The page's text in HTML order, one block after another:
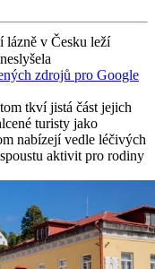
lázně v Česku leží
zdrojů pro Google
tkví jistá část jejich
turisty jako
nabízejí vedle léčivých
aktivit pro rodiny